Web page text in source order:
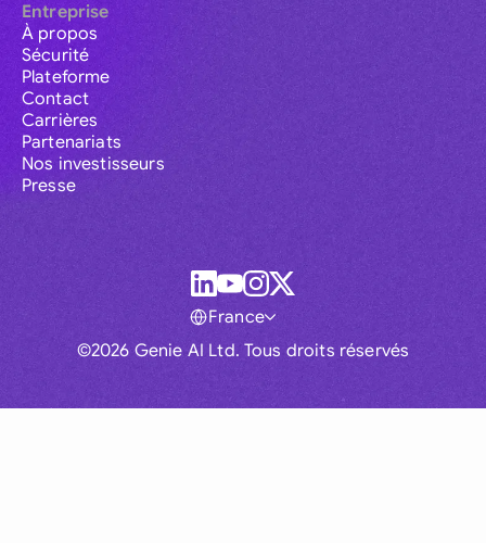
Entreprise
À propos
Sécurité
Plateforme
Contact
Carrières
Partenariats
Nos investisseurs
Presse
©2026 Genie AI Ltd. Tous droits réservés
France
Global